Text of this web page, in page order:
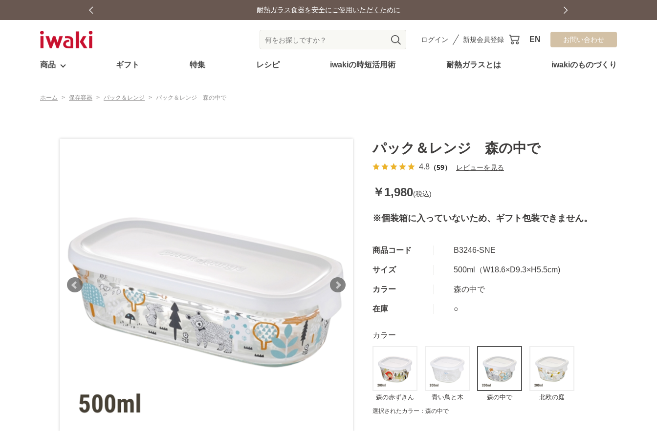
耐熱ガラス食器を安全にご使用いただくために
ログイン 新規会員登録 EN お問い合わせ
商品 ギフト 特集 レシピ iwakiの時短活用術 耐熱ガラスとは iwakiのものづくり
ホーム > 保存容器 > パック＆レンジ > パック＆レンジ 森の中で
※個装箱に入っていないため、ギフト包装できません。
パック＆レンジ 森の中で
4.8 （59） レビューを見る
￥1,980(税込)
商品コード B3246-SNE
サイズ 500ml（W18.6×D9.3×H5.5cm)
カラー 森の中で
在庫 ○
カラー
森の赤ずきん 青い鳥と木 森の中で 北欧の庭
選択されたカラー：森の中で